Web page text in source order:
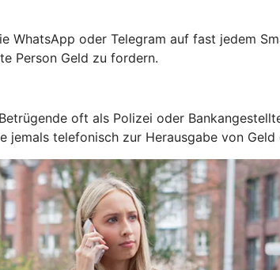
WhatsApp oder Telegram auf fast jedem
Person Geld zu fordern.
oft als Polizei oder
jemals telefonisch zur Herausgabe von